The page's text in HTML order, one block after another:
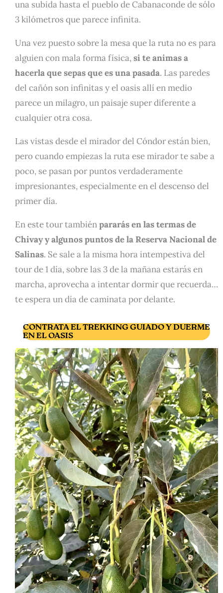
una subida hasta el pueblo de Cabanaconde de sólo
3 kilómetros que parece infinita.
Una vez puesto sobre la mesa que la ruta no es para
alguien con mala forma física,si te animas a
hacerla que sepas que es una pasada. Las paredes
del cañón son infinitas y el oasis allí en medio
parece un milagro, un paisaje super diferente a
cualquier otra cosa.
Las vistas desde el mirador del Cóndor están bien,
pero cuando empiezas la ruta ese mirador te sabe a
poco, se pasan por puntos verdaderamente
impresionantes, especialmente en el descenso del
primer día.
En este tour tambiénpararás en las termas de
Chivay y algunos puntos de la Reserva Nacional de
Salinas. Se sale a la misma hora intempestiva del
tour de 1 día, sobre las 3 de la mañana estarás en
marcha, aprovecha a intentar dormir que recuerda…
te espera un día de caminata por delante.
CONTRATA EL TREKKING GUIADO Y DUERME
EN EL OASIS